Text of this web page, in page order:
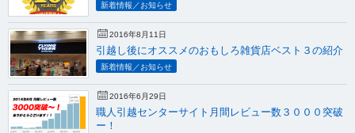
新着情報／お知らせ
2016年8月11日
引越し後にオススメのおもしろ雑貨店ベスト３の紹介
新着情報／お知らせ
2016年6月29日
職人引越センターサイト月間レビュー数３０００突破
ー！